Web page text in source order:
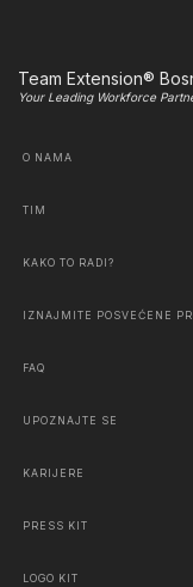
Team Extension®
Your Leading Workforce
O NAMA
TIM
KAKO TO RADI?
IZNAJMITE POSVEĆENE
FAQ
UPOZNAJTE SE
KARIJERE
PRESS KIT
LOGO KIT